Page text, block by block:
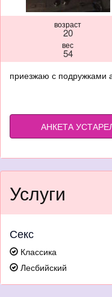
возраст
20
вес
54
приезжаю с
АНКЕТА
Услуги
Секс
Классика
Лесбийский